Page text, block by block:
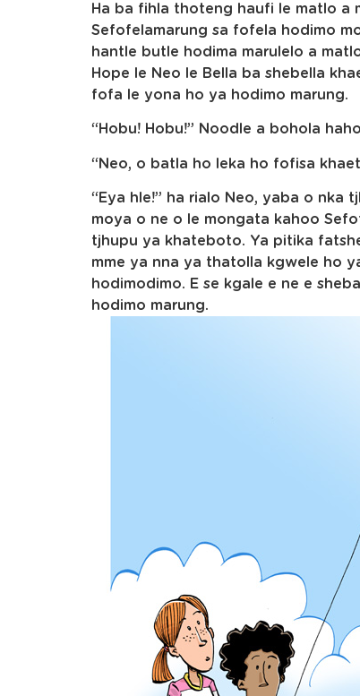
Ha ba fihla thoteng haufi le matlo a
Sefofelamarung sa fofela hodimo
hantle butle hodima marulelo a
Hope le Neo le Bella ba shebella
fofa le yona ho ya hodimo marung.
“Hobu! Hobu!” Noodle a bohola
“Neo, o batla ho leka ho fofisa
“Eya hle!” ha rialo Neo, yaba o nka
moya o ne o le mongata kahoo
tjhupu ya khateboto. Ya pitika
mme ya nna ya thatolla kgwele ho
hodimodimo. E se kgale e ne e
hodimo marung.